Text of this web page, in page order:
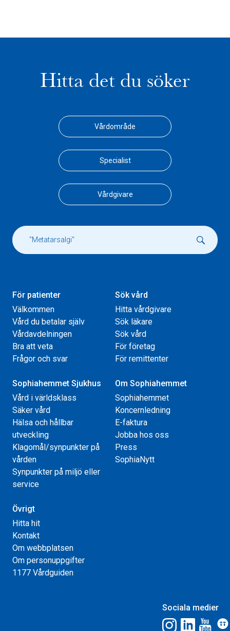
Hitta det du söker
Vårdområde
Specialist
Vårdgivare
För patienter
Välkommen
Vård du betalar själv
Vårdavdelningen
Bra att veta
Frågor och svar
Sök vård
Hitta vårdgivare
Sök läkare
Sök vård
För företag
För remittenter
Sophiahemmet Sjukhus
Vård i världsklass
Säker vård
Hälsa och hållbar
utveckling
Klagomål/synpunkter på
vården
Synpunkter på miljö eller
service
Om Sophiahemmet
Sophiahemmet
Koncernledning
E-faktura
Jobba hos oss
Press
SophiaNytt
Övrigt
Hitta hit
Kontakt
Om webbplatsen
Om personuppgifter
1177 Vårdguiden
Sociala medier